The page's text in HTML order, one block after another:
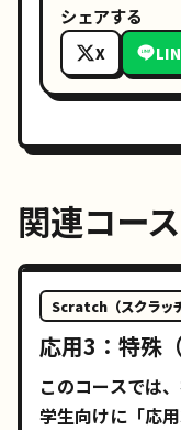
シェアする
X
関連コース
Scratch（スクラッ
応用3：特殊
このコースでは
学生向けに「応